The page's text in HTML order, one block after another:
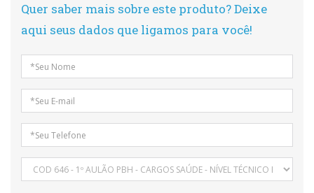
Quer saber mais sobre este produto? Deixe
aqui seus dados que ligamos para você!